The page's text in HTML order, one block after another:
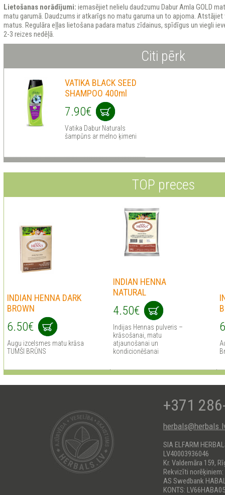
Lietošanas norādījumi: iemasējiet nelielu daudzumu Dabur Amla GOLD
matu garumā. Daudzums ir atkarīgs no matu garuma un to apjoma.
matus. Regulāra eļļas lietošana padara matus zīdainus, spīdīgus un viegli
2-3 reizes nedēļā.
Citi pērk
VATIKA BLACK SEED
SHAMPOO 400ml
7.90€
Vatika Dabur Naturals
šampūns ar melno ķimeni
TOP preces
INDIAN HENNA DARK
BROWN
6.50€
Augu izcelsmes matu krāsa
TUMŠI BRŪNS
INDIAN HENNA
NATURAL
4.50€
Indijas Hennas pulveris –
krāsošanai, matu
atjaunošanai un
kondicionēšanai
+371
SIA ELFARM
LV40003936046
Kr. Valdemāra 159,
Rekvizīti norēķiniem:
AS Swedbank
KONTS: